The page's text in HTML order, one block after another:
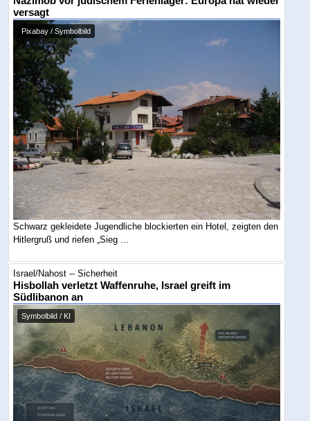
versagt
Pixabay / Symbolbild
Schwarz gekleidete Jugendliche blockierten ein Hotel, zeigten den
Hitlergruß und riefen „Sieg ...
Israel/Nahost -- Sicherheit
Hisbollah verletzt Waffenruhe, Israel greift im
Südlibanon an
Symbolbild / KI